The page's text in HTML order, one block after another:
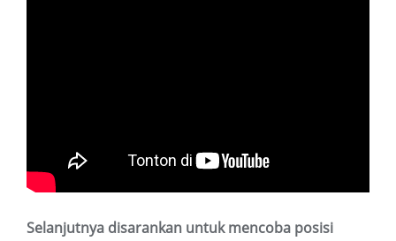
Selanjutnya disarankan untuk mencoba posisi